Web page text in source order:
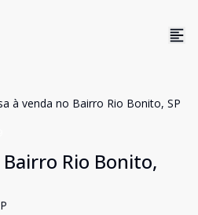
à venda no Bairro Rio Bonito, SP
Rio Bonito,